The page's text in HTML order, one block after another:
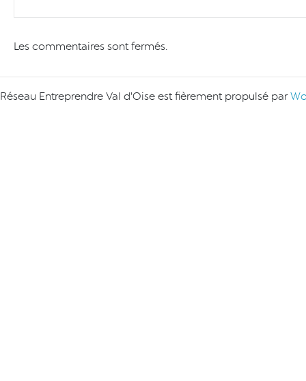
Les commentaires sont fermés.
Réseau Entreprendre Val d'Oise est fièrement propulsé par